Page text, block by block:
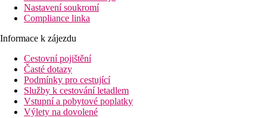
Nastavení soukromí
Compliance linka
Informace k zájezdu
Cestovní pojištění
Časté dotazy
Podmínky pro cestující
Služby k cestování letadlem
Vstupní a pobytové poplatky
Výlety na dovolené